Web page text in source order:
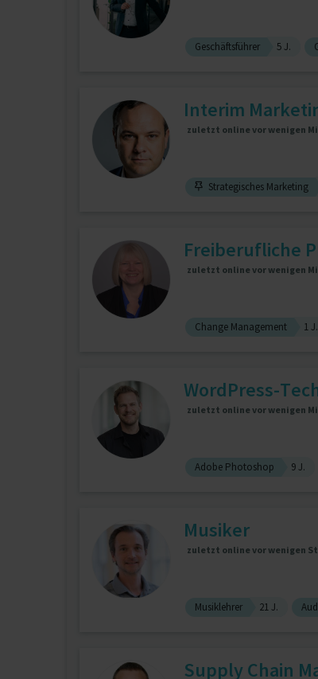
Geschäftsführer 5 J.
Interim
zuletzt online vor wenigen
Strategisches Marketing
Freiberufliche
zuletzt online vor wenigen
Change Management 1 J.
WordPress-
zuletzt online vor wenigen
Adobe Photoshop 9 J.
Musiker
zuletzt online vor wenigen
Musiklehrer 21 J.
Supply Chain